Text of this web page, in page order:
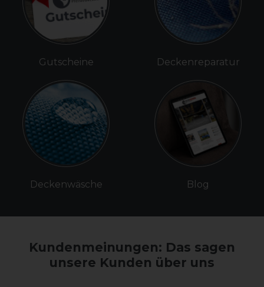
Gutscheine
Deckenwäsche
Deckenreparatur
Blog
Kundenmeinungen: Das sagen
unsere Kunden über uns